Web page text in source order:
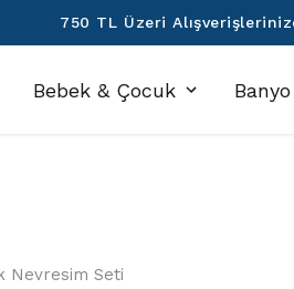
750 TL Üzeri
Bebek & Çocuk Banyo
Nevresim Seti